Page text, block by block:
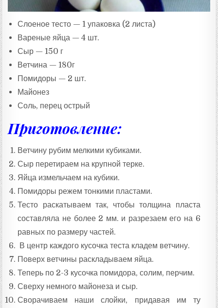
Слоеное тесто — 1 упаковка (2 листа)
Вареные яйца — 4 шт.
Сыр — 150 г
Ветчина — 180г
Помидоры — 2 шт.
Майонез
Соль, перец острый
Приготовление:
Ветчину рубим мелкими кубиками.
Сыр перетираем на крупной терке.
Яйца измельчаем на кубики.
Помидоры режем тонкими пластами.
Тесто раскатываем так, чтобы толщина пласта
составляла не более 2 мм. и разрезаем его на 6
равных по размеру частей.
В центр каждого кусочка теста кладем ветчину.
Поверх ветчины раскладываем яйца.
Теперь по 2-3 кусочка помидора, солим, перчим.
Сверху немного майонеза и сыр.
Сворачиваем наши слойки, придавая им ту